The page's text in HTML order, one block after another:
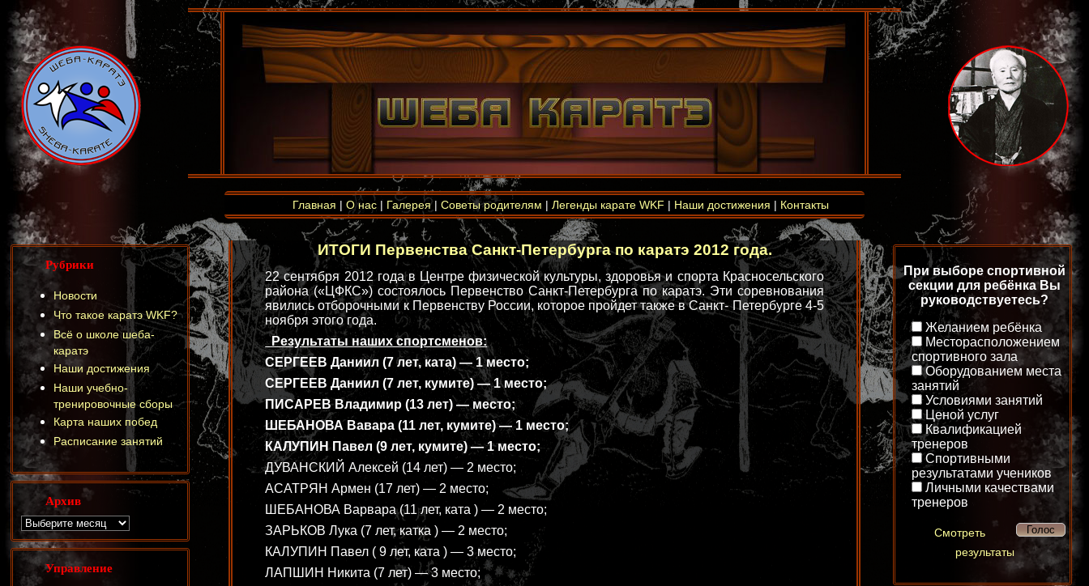
Главная | О нас | Галерея| Советы родителям | Легенды карате WKF | Наши достижения | Контакты
ИТОГИ Первенства Санкт-Петербурга по каратэ 2012 года.
22 сентября 2012 года в Центре физической культуры, здоровья и спорта Красносельского
района («ЦФКС») состоялось Первенство Санкт-Петербурга по каратэ. Эти соревнования
явились отборочными к Первенству России, которое пройдет также в Санкт- Петербурге 4-5
ноября этого года.
Результаты наших спортсменов:
СЕРГЕЕВ Даниил (7 лет, ката) — 1 место;
СЕРГЕЕВ Даниил (7 лет, кумите) — 1 место;
ПИСАРЕВ Владимир (13 лет) — место;
ШЕБАНОВА Вавара (11 лет, кумите) — 1 место;
КАЛУПИН Павел (9 лет, кумите) — 1 место;
ДУВАНСКИЙ Алексей (14 лет) — 2 место;
АСАТРЯН Армен (17 лет) — 2 место;
ШЕБАНОВА Варвара (11 лет, ката ) — 2 место;
ЗАРЬКОВ Лука (7 лет, катка ) — 2 место;
КАЛУПИН Павел ( 9 лет, ката ) — 3 место;
ЛАПШИН Никита (7 лет) — 3 место;
Рубрики
Новости
Что такое каратэ WKF?
Всё о школе шеба-
каратэ
Наши достижения
Наши учебно-
тренировочные сборы
Карта наших побед
Расписание занятий
Архив
Управление
При выборе спортивной
секции для ребёнка Вы
руководствуетесь?
Желанием ребёнка
Месторасположением
спортивного зала
Оборудованием места
занятий
Условиями занятий
Ценой услуг
Квалификацией
тренеров
Спортивными
результатами учеников
Личными качествами
тренеров
Смотреть
результаты